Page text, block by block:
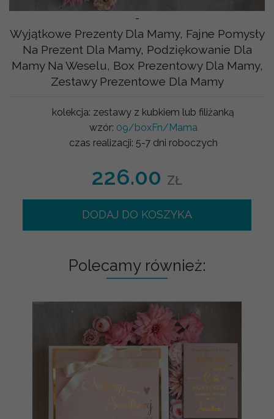
-
Wyjątkowe Prezenty Dla Mamy, Fajne Pomysły
Na Prezent Dla Mamy, Podziękowanie Dla
Mamy Na Weselu, Box Prezentowy Dla Mamy,
Zestawy Prezentowe Dla Mamy
kolekcja: zestawy z kubkiem lub filiżanką
wzór: 09/boxFn/Mama
czas realizacji: 5-7 dni roboczych
226.00 ZŁ
DODAJ DO KOSZYKA
Polecamy również: